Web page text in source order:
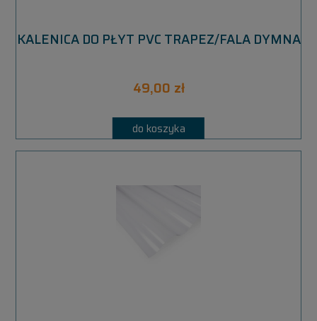
KALENICA DO PŁYT PVC TRAPEZ/FALA DYMNA
49,00 zł
do koszyka